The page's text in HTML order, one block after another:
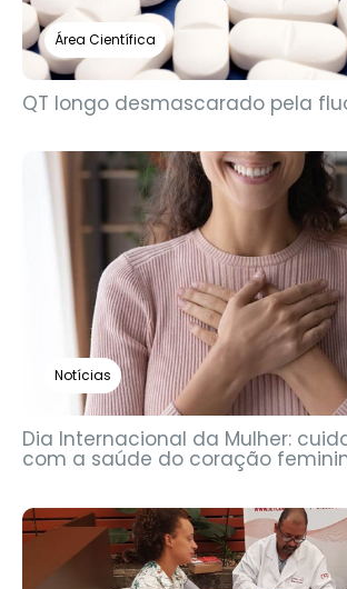
Área Científica
QT longo desmascarado pela
Notícias
Dia Internacional da Mulher:
com a saúde do coração